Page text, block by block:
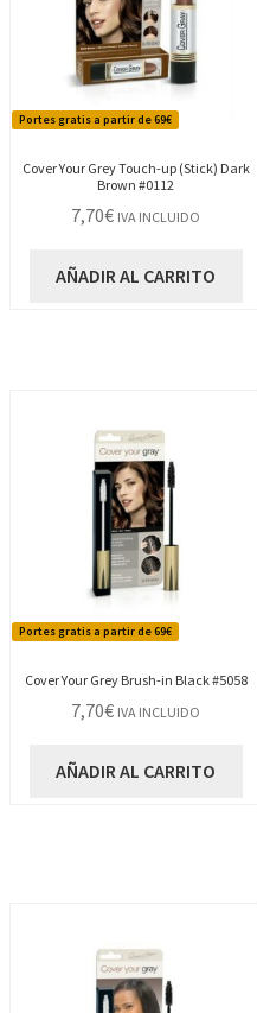
Portes gratis a partir de 69€
Cover Your Grey Touch-up (Stick) Dark
Brown #0112
7,70€ IVA INCLUIDO
AÑADIR AL CARRITO
Portes gratis a partir de 69€
Cover Your Grey Brush-in Black #5058
7,70€ IVA INCLUIDO
AÑADIR AL CARRITO